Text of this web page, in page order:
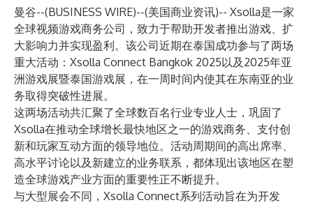
曼谷--(BUSINESS WIRE)--(美国商业资讯)-- Xsolla是一家
全球视频游戏商务公司，致力于帮助开发者推出游戏、扩
大影响力并实现盈利。该公司近期在泰国成功参与了两场
重大活动：Xsolla Connect Bangkok 2025以及2025年亚
洲游戏展暨泰国游戏展，在一周时间内使其在东南亚的业
务取得突破性进展。
这两场活动共汇聚了全球数百名行业专业人士，巩固了
Xsolla在推动全球增长最快地区之一的游戏商务、支付创
新和玩家互动方面的领导地位。活动周期间的高出席率、
高水平讨论以及新建立的业务联系，都体现出该地区在塑
造全球游戏产业方面的重要性正不断提升。
与大型展会不同，Xsolla Connect系列活动旨在为开发